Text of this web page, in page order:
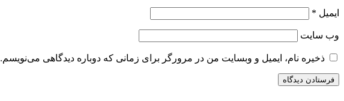
ایمیل *
وب‌ سایت
ذخیره نام، ایمیل و وبسایت من در مرورگر برای زمانی که دوباره دیدگاهی می‌نویسم.